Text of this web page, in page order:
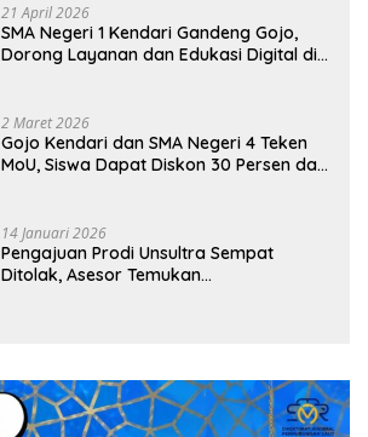
21 April 2026
SMA Negeri 1 Kendari Gandeng Gojo,
Dorong Layanan dan Edukasi Digital di
2 Maret 2026
Gojo Kendari dan SMA Negeri 4 Teken
MoU, Siswa Dapat Diskon 30 Persen dan
14 Januari 2026
Pengajuan Prodi Unsultra Sempat
Ditolak, Asesor Temukan